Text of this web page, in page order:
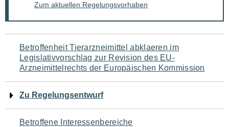
Zum aktuellen Regelungsvorhaben
Navigation
für
den
Seiteninhalt
Betroffenheit Tierarzneimittel abklaeren im
Legislativvorschlag zur Revision des EU-
Arzneimittelrechts der Europäischen Kommission
Zu Regelungsentwurf
Betroffene Interessenbereiche